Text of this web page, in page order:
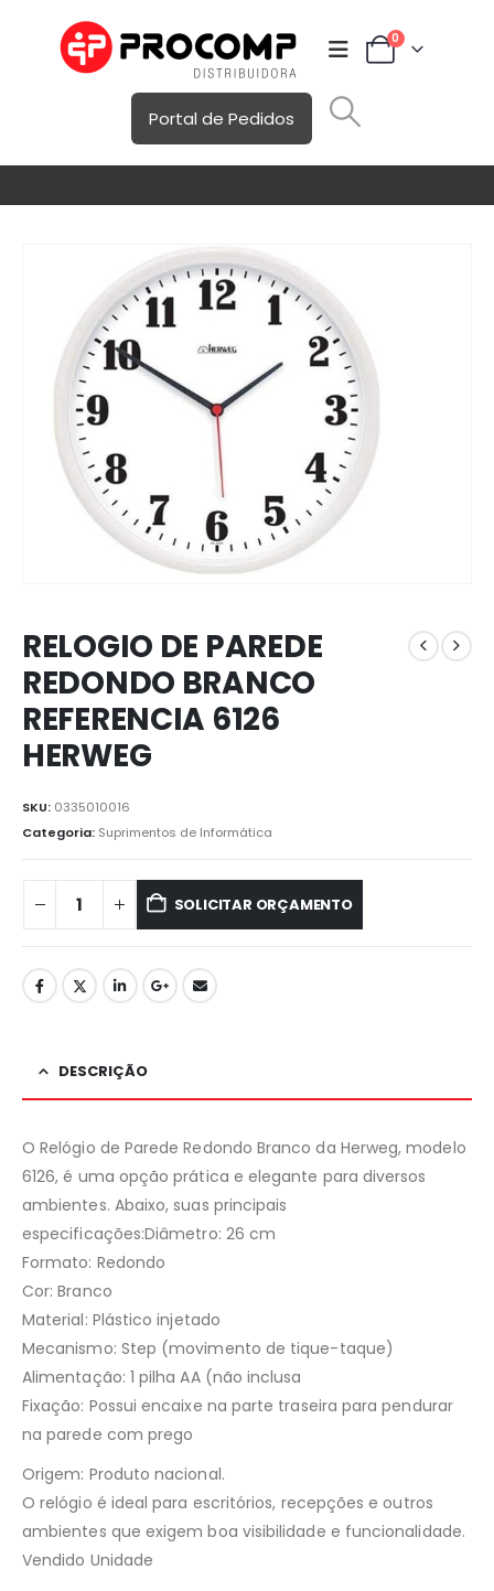
0
Portal de Pedidos
RELOGIO DE PAREDE
REDONDO BRANCO
REFERENCIA 6126
HERWEG
SKU: 0335010016
Categoria: ⁠Suprimentos de Informática
SOLICITAR ORÇAMENTO
DESCRIÇÃO
O Relógio de Parede Redondo Branco da Herweg, modelo
6126, é uma opção prática e elegante para diversos
ambientes. Abaixo, suas principais
especificações:Diâmetro: 26 cm
Formato: Redondo
Cor: Branco
Material: Plástico injetado
Mecanismo: Step (movimento de tique-taque)
Alimentação: 1 pilha AA (não inclusa
Fixação: Possui encaixe na parte traseira para pendurar
na parede com prego
Origem: Produto nacional.
O relógio é ideal para escritórios, recepções e outros
ambientes que exigem boa visibilidade e funcionalidade.
Vendido Unidade